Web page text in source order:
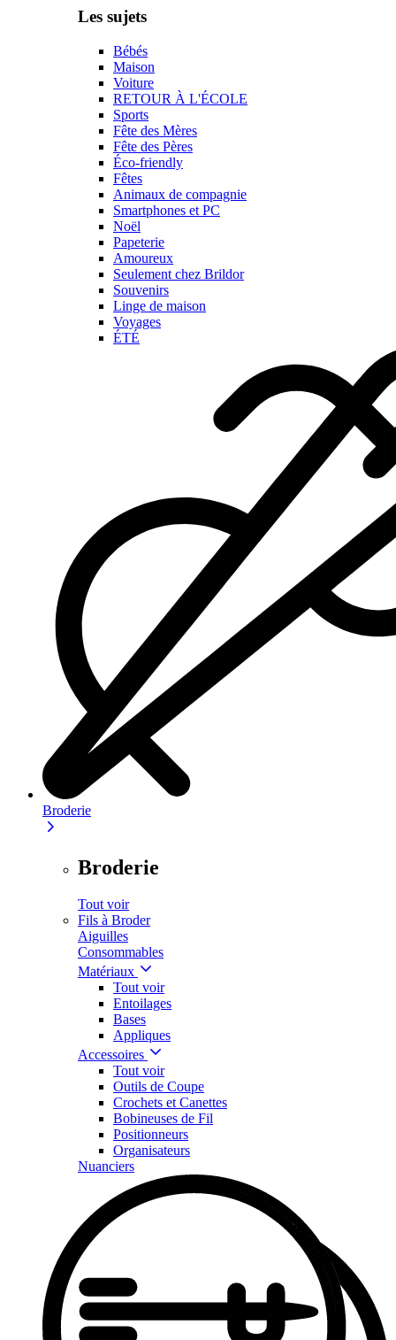
Les sujets
Bébés
Maison
Voiture
RETOUR À L'ÉCOLE
Sports
Fête des Mères
Fête des Pères
Éco-friendly
Fêtes
Animaux de compagnie
Smartphones et PC
Noël
Papeterie
Amoureux
Seulement chez Brildor
Souvenirs
Linge de maison
Voyages
ÉTÉ
Broderie
Broderie
Tout voir
Fils à Broder
Aiguilles
Consommables
Matériaux
Tout voir
Entoilages
Bases
Appliques
Accessoires
Tout voir
Outils de Coupe
Crochets et Canettes
Bobineuses de Fil
Positionneurs
Organisateurs
Nuanciers